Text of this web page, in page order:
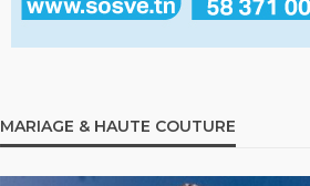
MARIAGE & HAUTE COUTURE